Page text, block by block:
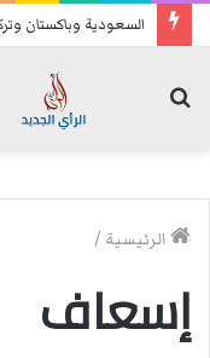
السعودية وباكستان
الرئيسية /
إسعاف